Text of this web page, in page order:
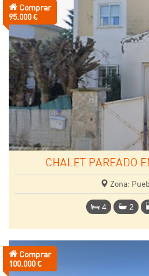
CHALET PAREADO
Comprar
Precio:
95.000 €
Zona:
4 2
Comprar
Precio:
100.000 €